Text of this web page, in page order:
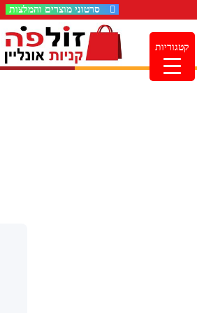
סרטוני מוצרים והמלצות
קטגוריות